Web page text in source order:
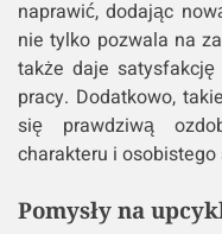
naprawić, dodając
nie tylko pozwala na
także daje satysfakcję
pracy. Dodatkowo,
się prawdziwą
charakteru i osobistego
Pomysły na